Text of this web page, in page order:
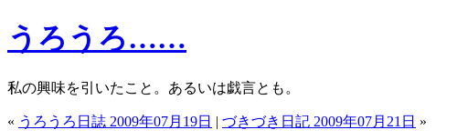
うろうろ……
私の興味を引いたこと。あるいは戯言とも。
« うろうろ日誌 2009年07月19日 | づきづき日記 2009年07月21日 »